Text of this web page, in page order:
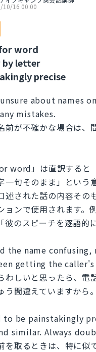
10/16 00:00
word
by letter
precise
about names
mistakes.
前が不確かな場合は
word」は直訳すると
一句そのまま」とい
述された話の内容その
ョンで使用されます
彼のスピーチを逐語的
the name
getting the
わしいと思ったら、電
う間違えていますから。
to be painstakingly
similar. Always
を取るときは、特に似